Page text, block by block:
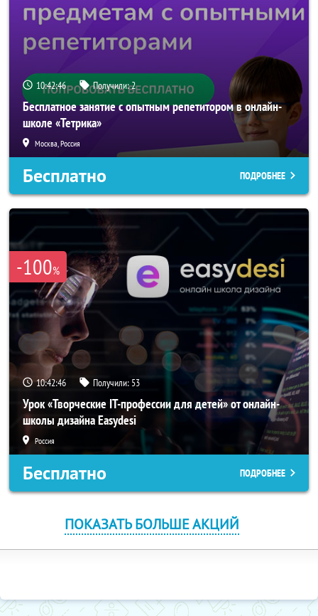
10:42:45 Получили:2
Бесплатное занятие с опытным репетитором в онлайн-
школе «Тетрика»
Москва, Россия
Бесплатно ПОДРОБНЕЕ
-100%
10:42:45 Получили: 53
Урок «Творческие IT-профессии для детей» от онлайн-
школы дизайна Easydesi
Россия
Бесплатно ПОДРОБНЕЕ
ПОКАЗАТЬ БОЛЬШЕ АКЦИЙ